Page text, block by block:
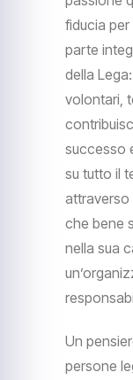
fiducia
parte
della
volontari,
successo
su tutto il
attraverso
che bene
nella sua
Un
persone